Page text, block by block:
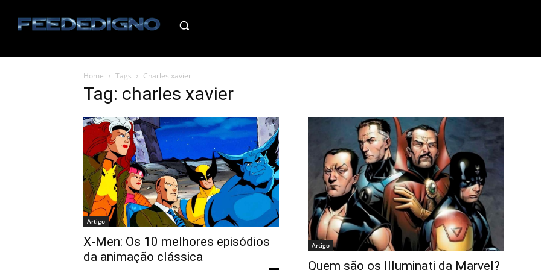
Home Tags Charles xavier
Tag: charles xavier
Artigo
X-Men: Os 10 melhores episódios
da animação clássica
Artigo
Quem são os Illuminati da Marvel?